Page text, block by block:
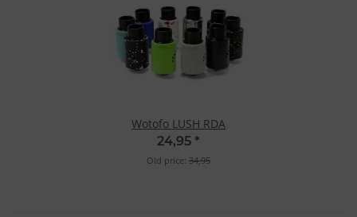
Wotofo LUSH RDA
24,95 *
Old price: 34,95